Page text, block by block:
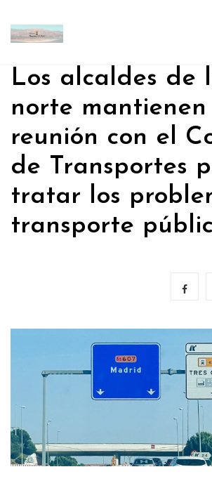
Los alcaldes de
norte mantienen
reunión con el
de Transportes
tratar los
transporte